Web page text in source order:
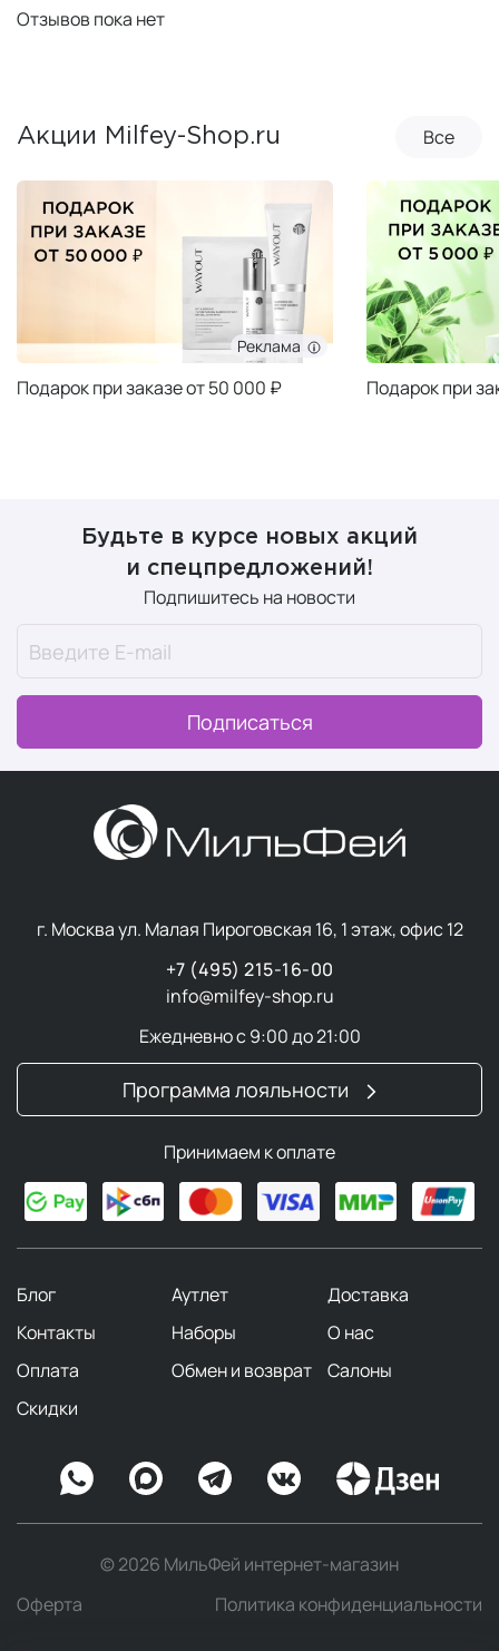
Отзывов пока нет
Акции Milfey-Shop.ru Все
Реклама
Подарок при заказе от 50 000 ₽ Подарок при
Будьте в курсе новых акций
и спецпредложений!
Подпишитесь на новости
Подписаться
г. Москва ул. Малая Пироговская 16, 1 этаж, офис 12
+7 (495) 215-16-00
info@milfey-shop.ru
Ежедневно с 9:00 до 21:00
Программа лояльности
Принимаем к оплате
Блог Аутлет
Доставка
Контакты
Наборы
О нас
Оплата
Обмен и возврат
Салоны
Скидки
© 2026 МильФей интернет-магазин
Оферта
Политика конфиденциальности